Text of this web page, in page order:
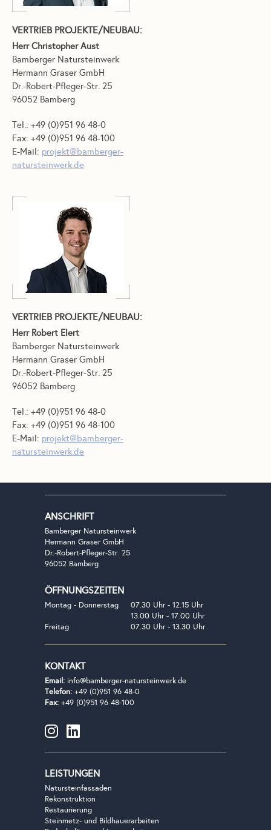
VERTRIEB PROJEKTE/NEUBAU:
Herr Christopher Aust
Bamberger Natursteinwerk
Hermann Graser GmbH
Dr.-Robert-Pfleger-Str. 25
96052 Bamberg
Tel.: +49 (0)951 96 48-0
Fax: +49 (0)951 96 48-100
E-Mail: projekt@bamberger-
natursteinwerk.de
VERTRIEB PROJEKTE/NEUBAU:
Herr Robert Elert
Bamberger Natursteinwerk
Hermann Graser GmbH
Dr.-Robert-Pfleger-Str. 25
96052 Bamberg
Tel.: +49 (0)951 96 48-0
Fax: +49 (0)951 96 48-100
E-Mail: projekt@bamberger-
natursteinwerk.de
ANSCHRIFT
Bamberger Natursteinwerk
Hermann Graser GmbH
Dr.-Robert-Pfleger-Str. 25
96052 Bamberg
ÖFFNUNGSZEITEN
Montag - Donnerstag
07.30 Uhr - 12.15 Uhr
13.00 Uhr - 17.00 Uhr
Freitag
07.30 Uhr - 13.30 Uhr
KONTAKT
Email: info@bamberger-natursteinwerk.de
Telefon: +49 (0)951 96 48-0
Fax: +49 (0)951 96 48-100
LEISTUNGEN
Natursteinfassaden
Rekonstruktion
Restaurierung
Steinmetz- und Bildhauerarbeiten